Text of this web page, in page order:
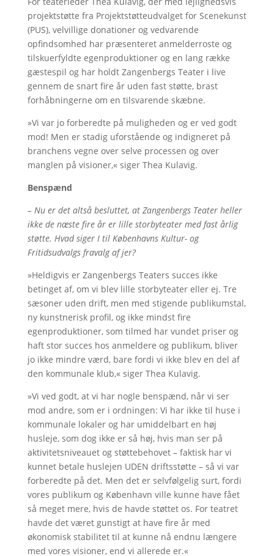
projektstøtte fra Projektstøtteudvalget for Scenekunst
(PUS), velvillige donationer og vedvarende
opfindsomhed har præsenteret anmelderroste og
tilskuerfyldte egenproduktioner og en lang række
gæstespil og har holdt Zangenbergs Teater i live
gennem de snart fire år uden fast støtte, brast
forhåbningerne om en tilsvarende skæbne.
»Vi var jo forberedte på muligheden og er ved godt
mod! Men er stadig uforstående og indigneret på
branchens vegne over selve processen og over
manglen på visioner,« siger Thea Kulavig.
Benspænd
– Nu er det altså besluttet, at Zangenbergs Teater heller
ikke de næste fire år er lille storbyteater med fast årlig
støtte. Hvad siger I til Københavns Kultur- og
Fritidsudvalgs fravalg af jer?
»Heldigvis er Zangenbergs Teaters succes ikke
betinget af, om vi blev lille storbyteater eller ej. Tre
sæsoner uden drift, men med stigende publikumstal,
ny kunstnerisk profil, og ikke mindst fire
egenproduktioner, som tilmed har vundet priser og
haft stor succes hos anmeldere og publikum, bliver
jo ikke mindre værd, bare fordi vi ikke blev en del af
den kommunale klub,« siger Thea Kulavig.
»Vi ved godt, at vi har nogle benspænd, når vi ser
mod andre, som er i ordningen: Vi har ikke til huse i
kommunale lokaler og har umiddelbart en høj
husleje, som dog ikke er så høj, hvis man ser på
aktivitetsniveauet og støttebehovet – faktisk har vi
kunnet betale huslejen UDEN driftsstøtte – så vi var
forberedte på det. Men det er selvfølgelig surt, fordi
vores publikum og København ville kunne have fået
så meget mere, hvis de havde støttet os. For teatret
havde det været gunstigt at have fire år med
økonomisk stabilitet til at kunne nå endnu længere
med vores visioner, end vi allerede er.«